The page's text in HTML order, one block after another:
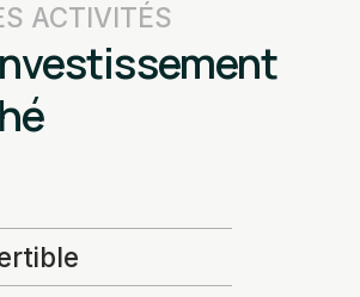
ACTIVITÉS